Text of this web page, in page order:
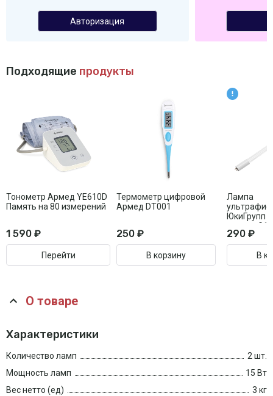
Авторизация
Подходящие продукты
Тонометр Армед YE610D
Память на 80 измерений
1 590 ₽
Перейти
Термометр цифровой
Армед DT001
250 ₽
В корзину
Лампа
ЮкиГрупп
цоколь G13
290 ₽
В
О товаре
Характеристики
Количество ламп
2 шт.
Мощность ламп
15 Вт
Вес нетто (ед)
3 кг